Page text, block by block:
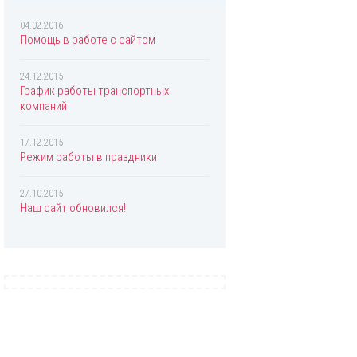
Christian Dior
Clinique
Coach
Davidoff
Dolce & Gabbana
04.02.2016
Помощь в работе с сайтом
24.12.2015
График работы транспортных
компаний
17.12.2015
Режим работы в праздники
27.10.2015
Наш сайт обновился!